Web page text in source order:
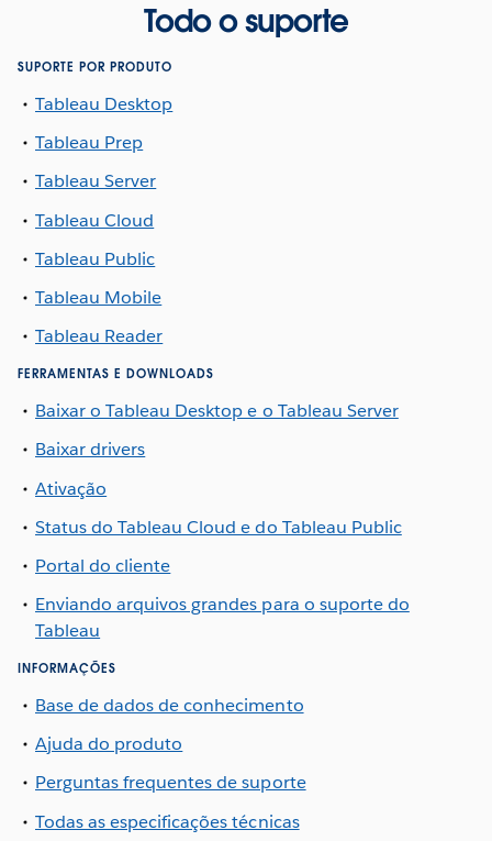
Todo o suporte
SUPORTE POR PRODUTO
Tableau Desktop
Tableau Prep
Tableau Server
Tableau Cloud
Tableau Public
Tableau Mobile
Tableau Reader
FERRAMENTAS E DOWNLOADS
Baixar o Tableau Desktop e o Tableau Server
Baixar drivers
Ativação
Status do Tableau Cloud e do Tableau Public
Portal do cliente
Enviando arquivos grandes para o suporte do
Tableau
INFORMAÇÕES
Base de dados de conhecimento
Ajuda do produto
Perguntas frequentes de suporte
Todas as especificações técnicas